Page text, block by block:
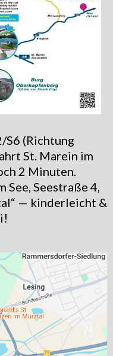
S6 (Richtung
St. Marein im
2 Minuten.
See, Seestraße 4,
— kinderleicht &